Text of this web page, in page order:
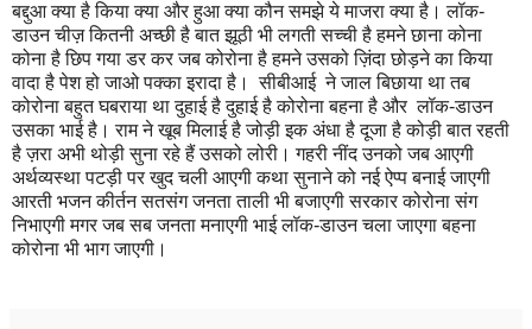
बद्दुआ क्या है किया क्या और हुआ क्या कौन समझे ये माजरा क्या है। लॉक-
डाउन चीज़ कितनी अच्छी है बात झूठी भी लगती सच्ची है हमने छाना कोना
कोना है छिप गया डर कर जब कोरोना है हमने उसको ज़िंदा छोड़ने का किया
वादा है पेश हो जाओ पक्का इरादा है। सीबीआई ने जाल बिछाया था तब
कोरोना बहुत घबराया था दुहाई है दुहाई है कोरोना बहना है और लॉक-डाउन
उसका भाई है। राम ने खूब मिलाई है जोड़ी इक अंधा है दूजा है कोड़ी बात रहती
है ज़रा अभी थोड़ी सुना रहे हैं उसको लोरी। गहरी नींद उनको जब आएगी
अर्थव्यस्था पटड़ी पर खुद चली आएगी कथा सुनाने को नई ऐप्प बनाई जाएगी
आरती भजन कीर्तन सतसंग जनता ताली भी बजाएगी सरकार कोरोना संग
निभाएगी मगर जब सब जनता मनाएगी भाई लॉक-डाउन चला जाएगा बहना
कोरोना भी भाग जाएगी।